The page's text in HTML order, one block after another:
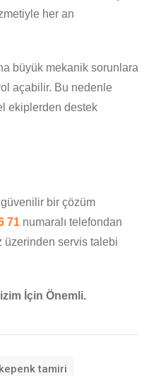
her an
büyük mekanik sorunlara
açabilir. Bu nedenle
ekiplerden destek
bir çözüm
71 numaralı telefondan
üzerinden servis talebi
İçin Önemli.
tamiri